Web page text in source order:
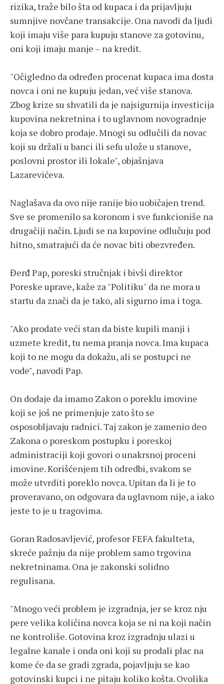
rizika, traže bilo šta od kupaca i da prijavljuju
sumnjive novčane transakcije. Ona navodi da ljudi
koji imaju više para kupuju stanove za gotovinu,
oni koji imaju manje – na kredit.
"Očigledno da određen procenat kupaca ima dosta
novca i oni ne kupuju jedan, već više stanova.
Zbog krize su shvatili da je najsigurnija investicija
kupovina nekretnina i to uglavnom novogradnje
koja se dobro prodaje. Mnogi su odlučili da novac
koji su držali u banci ili sefu ulože u stanove,
poslovni prostor ili lokale", objašnjava
Lazarevićeva.
Naglašava da ovo nije ranije bio uobičajen trend.
Sve se promenilo sa koronom i sve funkcioniše na
drugačiji način. Ljudi se na kupovine odlučuju pod
hitno, smatrajući da će novac biti obezvređen.
Đerđ Pap, poreski stručnjak i bivši direktor
Poreske uprave, kaže za "Politiku" da ne mora u
startu da znači da je tako, ali sigurno ima i toga.
"Ako prodate veći stan da biste kupili manji i
uzmete kredit, tu nema pranja novca. Ima kupaca
koji to ne mogu da dokažu, ali se postupci ne
vode", navodi Pap.
On dodaje da imamo Zakon o poreklu imovine
koji se još ne primenjuje zato što se
osposobljavaju radnici. Taj zakon je zamenio deo
Zakona o poreskom postupku i poreskoj
administraciji koji govori o unakrsnoj proceni
imovine. Korišćenjem tih odredbi, svakom se
može utvrditi poreklo novca. Upitan da li je to
proveravano, on odgovara da uglavnom nije, a iako
jeste to je u tragovima.
Goran Radosavljević, profesor FEFA fakulteta,
skreće pažnju da nije problem samo trgovina
nekretninama. Ona je zakonski solidno
regulisana.
"Mnogo veći problem je izgradnja, jer se kroz nju
pere velika količina novca koja se ni na koji način
ne kontroliše. Gotovina kroz izgradnju ulazi u
legalne kanale i onda oni koji su prodali plac na
kome će da se gradi zgrada, pojavljuju se kao
gotovinski kupci i ne pitaju koliko košta. Ovolika